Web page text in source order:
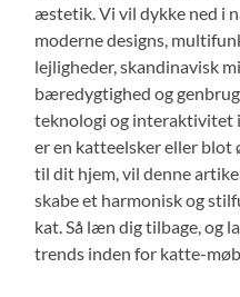
æstetik. Vi vil dykke ned i
moderne designs,
lejligheder, skandinavisk
bæredygtighed og
teknologi og interaktivitet
er en katteelsker eller
til dit hjem, vil denne
skabe et harmonisk og
kat. Så læn dig tilbage, og
trends inden for katte-